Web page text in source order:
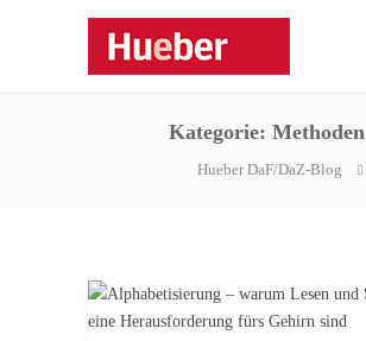
Kategorie: Methoden
Hueber DaF/DaZ-Blog